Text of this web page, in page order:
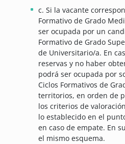
c. Si la vacante
Formativo de Grado
ser ocupada por un
Formativo de Grado
de Universitario/a. En
reservas y no haber
podrá ser ocupada por
Ciclos Formativos de
territorios, en orden de
los criterios de
lo establecido en el
en caso de empate. En
el mismo esquema.